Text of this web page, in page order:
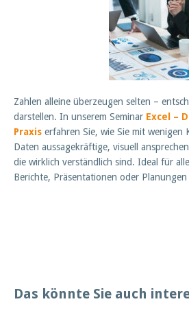
Zahlen alleine überzeugen selten –
darstellen. In unserem Seminar Excel –
Praxis erfahren Sie, wie Sie mit wenigen
Daten aussagekräftige, visuell
die wirklich verständlich sind. Ideal für
Berichte, Präsentationen oder
Das könnte Sie auch